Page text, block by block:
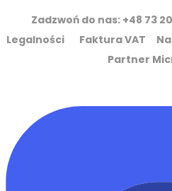
Zadzwoń do nas: +48 73
Legalności Faktura VAT
Partner